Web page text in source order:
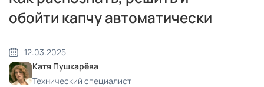
обойти капчу автоматически
12.03.2025
Катя Пушкарёва
Технический специалист